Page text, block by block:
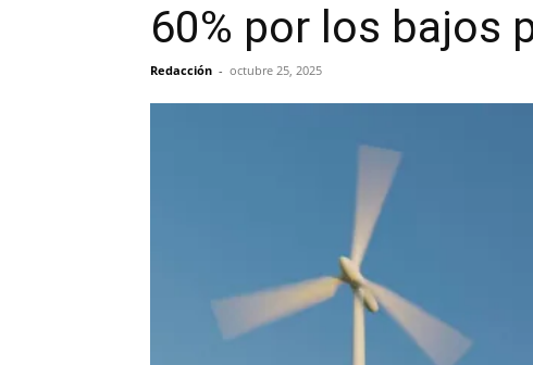
60% por los bajos
Redacción - octubre 25, 2025